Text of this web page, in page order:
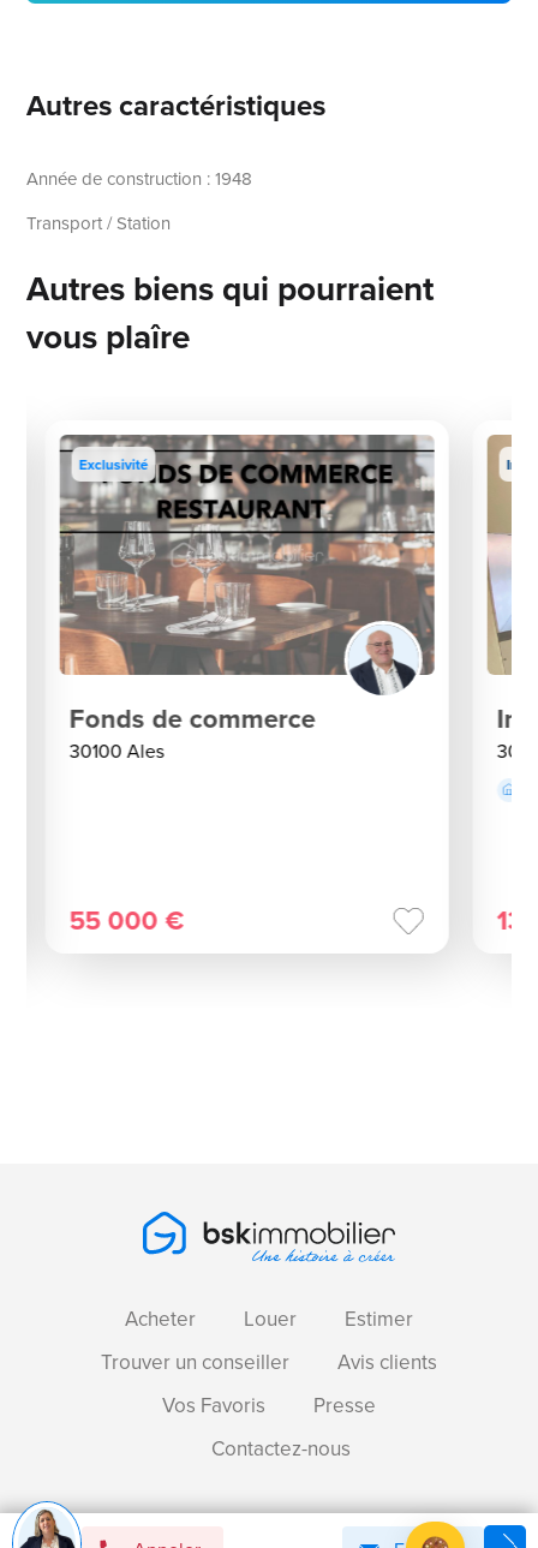
Autres caractéristiques
Année de construction : 1948
Transport / Station
Autres biens qui pourraient
vous plaîre
Exclusivité
Fonds de commerce
30100 Ales
55 000 €
Acheter Louer
Estimer
Trouver un conseiller
Avis clients
Vos Favoris
Presse
Contactez-nous